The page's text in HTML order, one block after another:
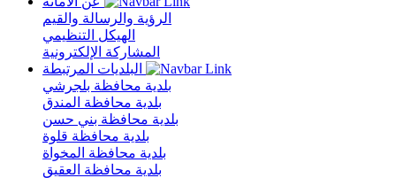
الرؤية والرسالة والقيم
الهيكل التنظيمي
المشاركة الإلكترونية
بلدية محافظة بلجرشي
بلدية محافظة المندق
بلدية محافظة بني حسن
بلدية محافظة قلوة
بلدية محافظة المخواة
بلدية محافظة العقيق